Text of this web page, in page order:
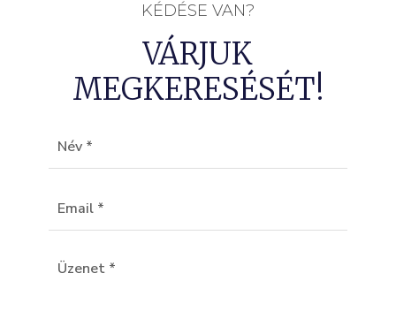
KÉDÉSE VAN?
VÁRJUK
MEGKERESÉSÉT!